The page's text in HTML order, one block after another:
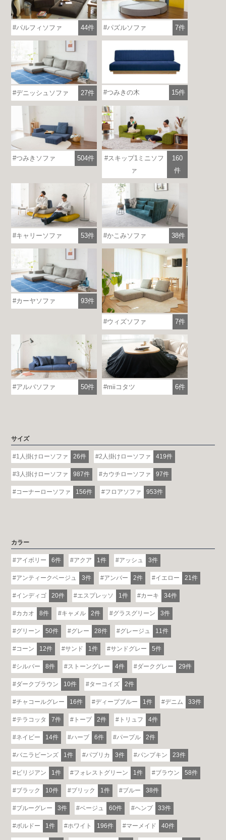
各地で出張ショールームを開催！
この機会にHAREMのソファをお試しくだ
さい。
※一部日時は予約制
パルフィソファ 44件 パズルソファ 7件
デニッシュソファ 27件 つみきの木 15件
つみきソファ 504件
スキップ1ミニソフ
ァ
160
件
キャリーソファ 53件 かこみソファ 38件
カーヤソファ 93件
ウィズソファ 7件
アルバソファ 50件 miiコタツ 6件
サイズ
1人掛けローソファ 26件 2人掛けローソファ 419件
3人掛けローソファ 987件 カウチローソファ 97件
コーナーローソファ 156件 フロアソファ 953件
カラー
アイボリー 6件 アクア 1件 アッシュ 3件
アンティークベージュ 3件 アンバー 2件 イエロー 21件
インディゴ 20件 エスプレッソ 1件 カーキ 34件
カカオ 8件 キャメル 2件 グラスグリーン 3件
グリーン 50件 グレー 28件 グレージュ 11件
コーン 12件 サンド 1件 サンドグレー 5件
シルバー 8件 ストーングレー 4件 ダークグレー 29件
ダークブラウン 10件 ターコイズ 2件
チャコールグレー 16件 ディープブルー 1件 デニム 33件
テラコッタ 7件 トープ 2件 トリュフ 4件
ネイビー 14件 ハーブ 6件 パープル 2件
バニラビーンズ 1件 パプリカ 3件 パンプキン 23件
ビリジアン 1件 フォレストグリーン 1件 ブラウン 58件
ブラック 10件 ブリック 1件 ブルー 38件
ブルーグレー 3件 ベージュ 60件 ヘンプ 33件
ボルドー 1件 ホワイト 196件 マーメイド 40件